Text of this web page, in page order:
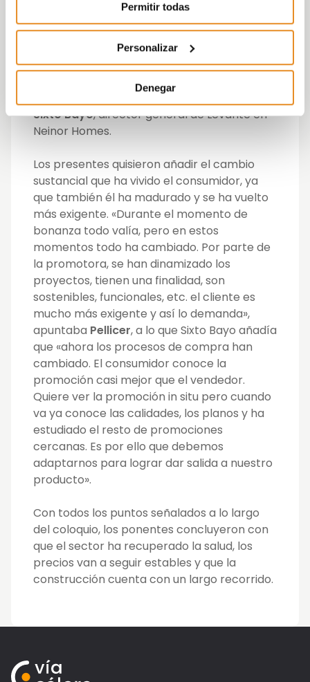
Permitir todas
Personalizar
Denegar
cualificada en la obra y que los trabajadores
sean cada vez más personas extranjeras. Se
deberían crear planes de formación
atractivos e ir a los centros educativos a
mostrar referentes para que los chavales se
vuelvan a interesar por el sector», apuntaba
Sixto Bayo, director general de Levante en
Neinor Homes.
Los presentes quisieron añadir el cambio
sustancial que ha vivido el consumidor, ya
que también él ha madurado y se ha vuelto
más exigente. «Durante el momento de
bonanza todo valía, pero en estos
momentos todo ha cambiado. Por parte de
la promotora, se han dinamizado los
proyectos, tienen una finalidad, son
sostenibles, funcionales, etc. el cliente es
mucho más exigente y así lo demanda»,
apuntaba Pellicer, a lo que Sixto Bayo añadía
que «ahora los procesos de compra han
cambiado. El consumidor conoce la
promoción casi mejor que el vendedor.
Quiere ver la promoción in situ pero cuando
va ya conoce las calidades, los planos y ha
estudiado el resto de promociones
cercanas. Es por ello que debemos
adaptarnos para lograr dar salida a nuestro
producto».
Con todos los puntos señalados a lo largo
del coloquio, los ponentes concluyeron con
que el sector ha recuperado la salud, los
precios van a seguir estables y que la
construcción cuenta con un largo recorrido.